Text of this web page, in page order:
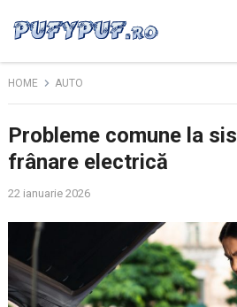
HOME AUTO
Probleme comune la
frânare electrică
22 ianuarie 2026